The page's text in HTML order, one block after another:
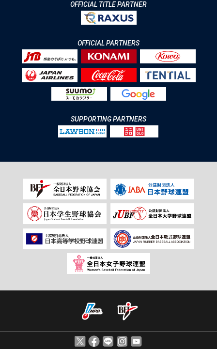
OFFICIAL TITLE PARTNER
OFFICIAL PARTNERS
SUPPORTING PARTNERS